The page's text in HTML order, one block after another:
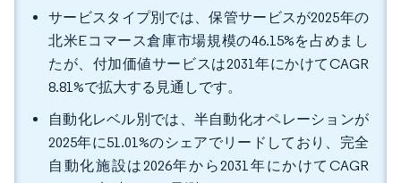
サービスタイプ別では、保管サービスが2025年の
北米Eコマース倉庫市場規模の46.15%を占めまし
たが、付加価値サービスは2031年にかけてCAGR
8.81%で拡大する見通しです。
自動化レベル別では、半自動化オペレーションが
2025年に51.01%のシェアでリードしており、完全
自動化施設は2026年から2031年にかけてCAGR